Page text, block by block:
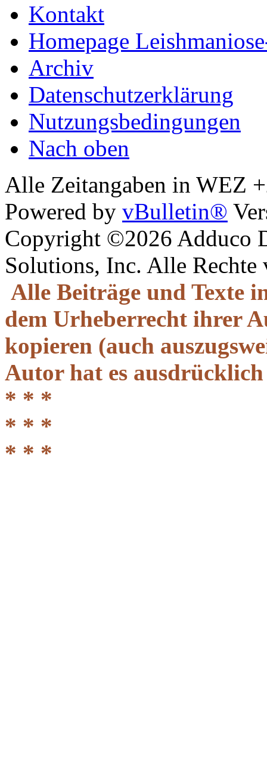
Kontakt
Homepage
Archiv
Datenschutzerklärung
Nutzungsbedingungen
Nach oben
Alle Zeitangaben in WEZ
Powered by vBulletin®
Copyright ©2026 Adduco
Solutions, Inc. Alle Rechte
Alle Beiträge und Texte
dem Urheberrecht ihrer
kopieren (auch
Autor hat es
* * *
* * *
* * *